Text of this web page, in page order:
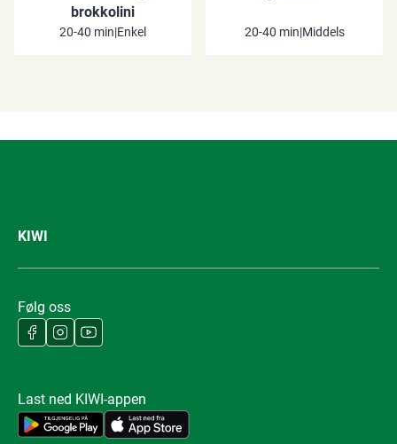
brokkolini
20-40 min|Enkel 20-40 min|Middels
KIWI
Følg oss
Last ned KIWI-appen